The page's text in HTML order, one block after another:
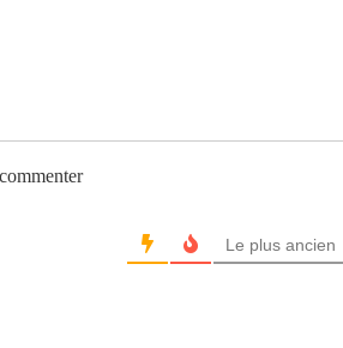
Le plus ancien